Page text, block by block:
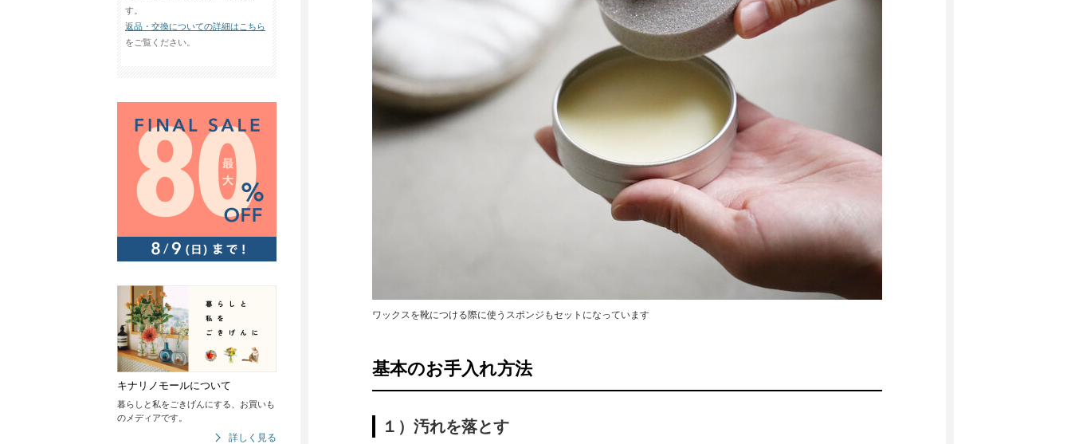
す。
返品・交換についての詳細はこちら
をご覧ください。
キナリノモールについて
暮らしと私をごきげんにする、お買いも
のメディアです。
詳しく見る
ワックスを靴につける際に使うスポンジもセットになっています
基本のお手入れ方法
１）汚れを落とす